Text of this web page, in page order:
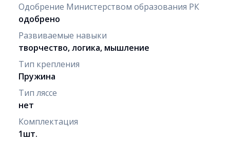
Одобрение Министерством образования РК
одобрено
Развиваемые навыки
творчество, логика, мышление
Тип крепления
Пружина
Тип ляссе
нет
Комплектация
1шт.